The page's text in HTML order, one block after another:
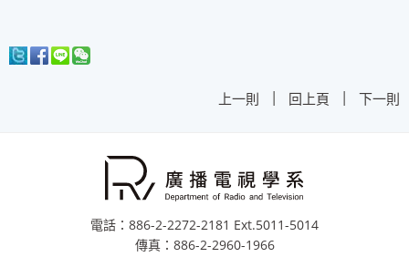
上一則 | 回上頁 | 下一則
電話：886-2-2272-2181 Ext.5011-5014
傳真：886-2-2960-1966